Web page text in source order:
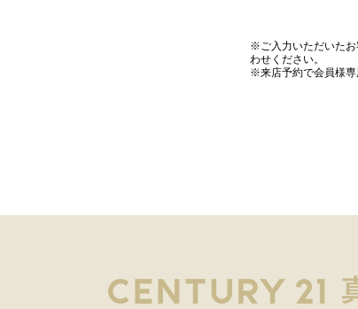
※ご入力いただいたお
わせください。
※来店予約で会員様専